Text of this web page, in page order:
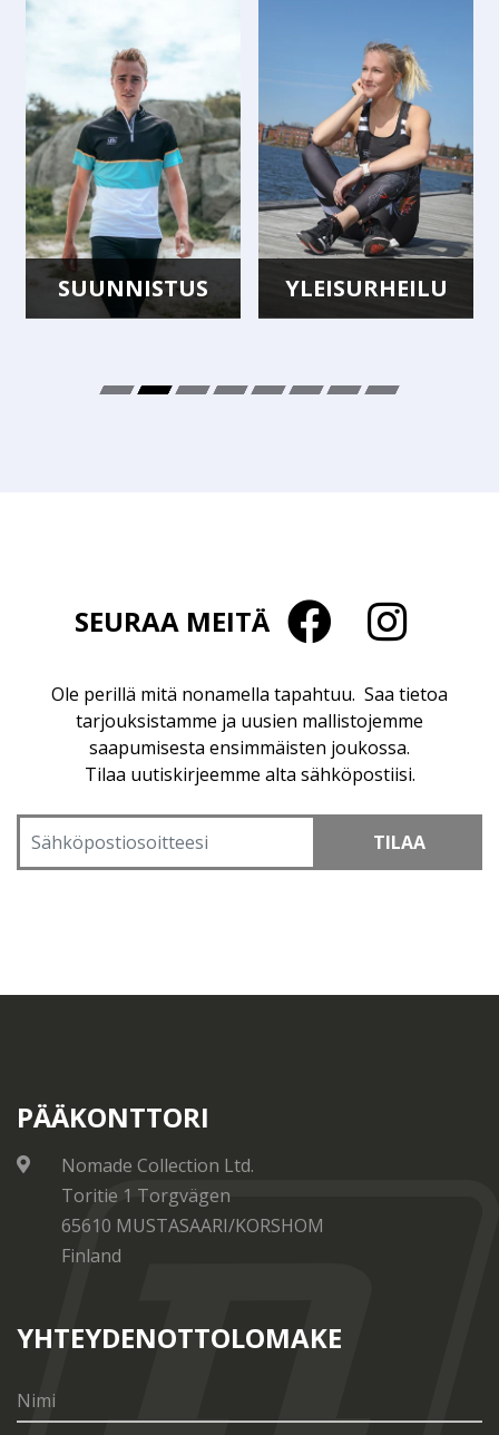
SUUNNISTUS YLEISURHEILU
SEURAA MEITÄ
Ole perillä mitä nonamella tapahtuu. Saa tietoa
tarjouksistamme ja uusien mallistojemme
saapumisesta ensimmäisten joukossa.
Tilaa uutiskirjeemme alta sähköpostiisi.
TILAA
PÄÄKONTTORI
Nomade Collection Ltd.
Toritie 1 Torgvägen
65610 MUSTASAARI/KORSHOM
Finland
YHTEYDENOTTOLOMAKE